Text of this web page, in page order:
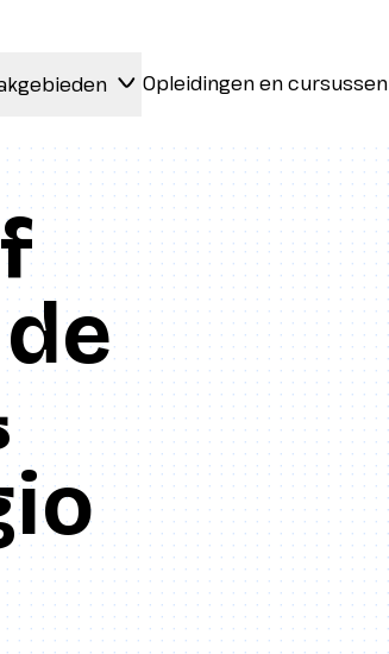
Opleidingen en cursussen
Opleidingen en cursussen